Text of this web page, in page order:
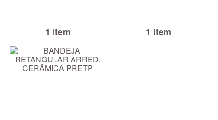
1 item 1 item